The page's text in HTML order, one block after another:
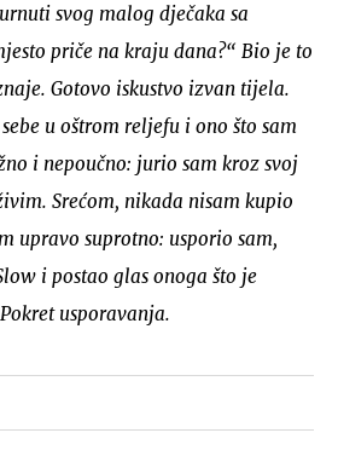
svog malog dječaka sa
priče na kraju dana?“ Bio je to
Gotovo iskustvo izvan tijela.
u oštrom reljefu i ono što sam
i nepoučno: jurio sam kroz svoj
Srećom, nikada nisam kupio
upravo suprotno: usporio sam,
i postao glas onoga što je
usporavanja.